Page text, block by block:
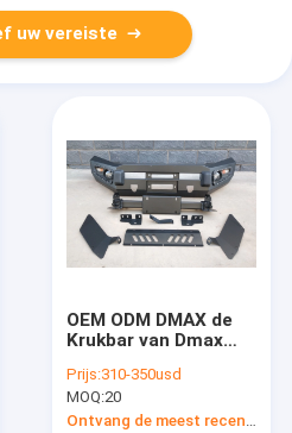
uw vereiste
OEM ODM DMAX de
Krukbar van Dmax
zwaar werk
berekende 2012-2021
Prijs:310-350usd
MOQ:20